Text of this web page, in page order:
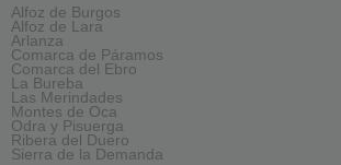
Alfoz de Burgos
Alfoz de Lara
Arlanza
Comarca de Páramos
Comarca del Ebro
La Bureba
Las Merindades
Montes de Oca
Odra y Pisuerga
Ribera del Duero
Sierra de la Demanda